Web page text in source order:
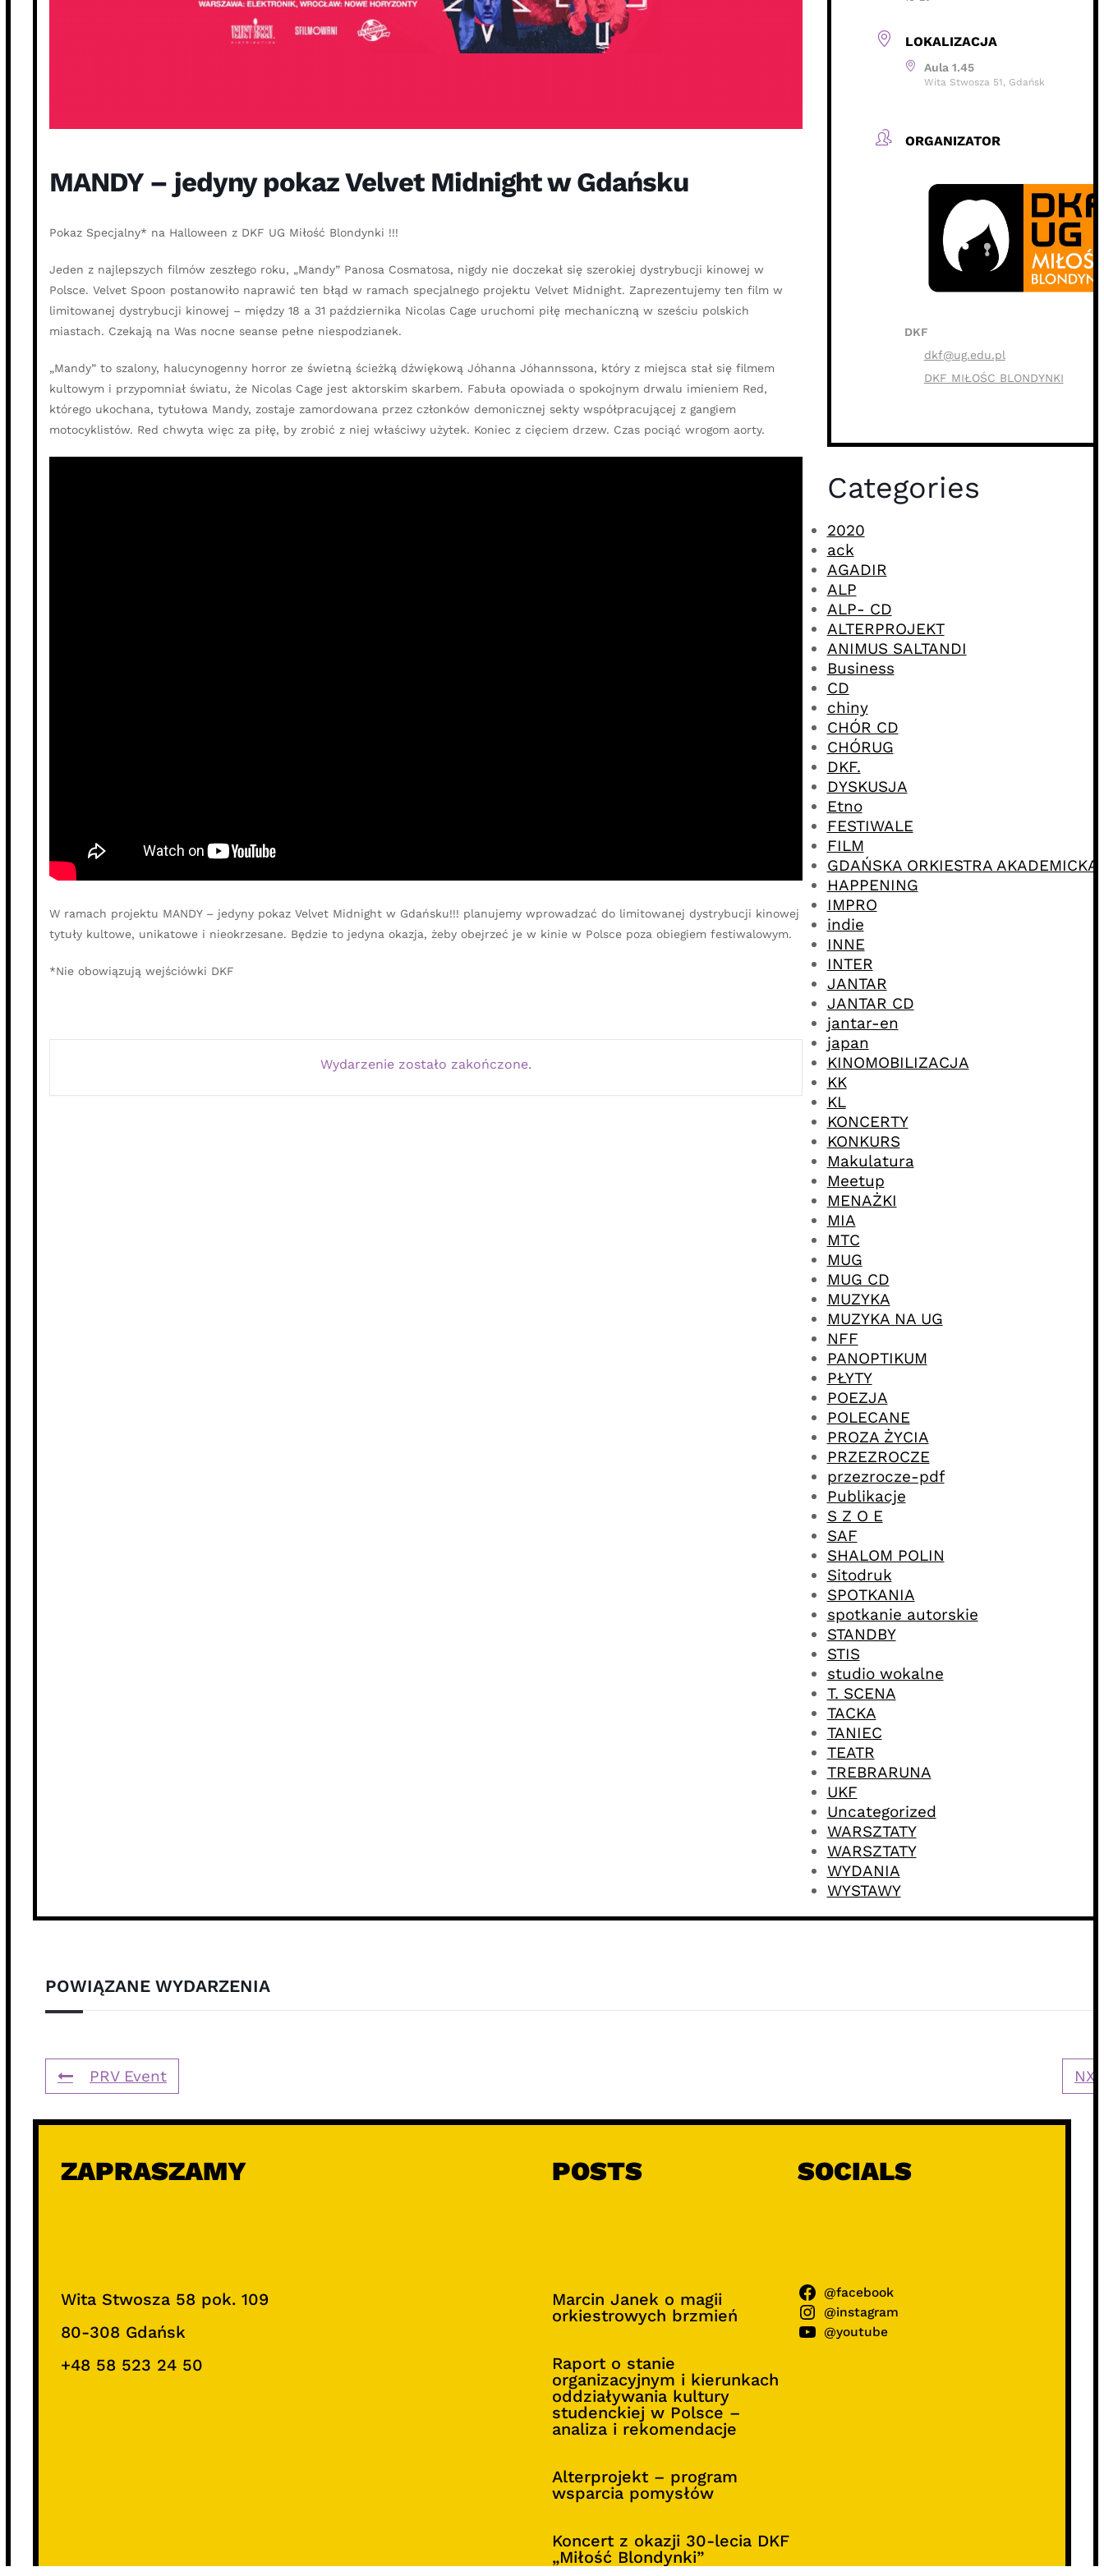
MANDY – jedyny pokaz Velvet Midnight w Gdańsku
Pokaz Specjalny* na Halloween z DKF UG Miłość Blondynki !!!
Jeden z najlepszych filmów zeszłego roku, „Mandy” Panosa Cosmatosa, nigdy nie doczekał się szerokiej dystrybucji kinowej w
Polsce. Velvet Spoon postanowiło naprawić ten błąd w ramach specjalnego projektu Velvet Midnight. Zaprezentujemy ten film w
limitowanej dystrybucji kinowej – między 18 a 31 października Nicolas Cage uruchomi piłę mechaniczną w sześciu polskich
miastach. Czekają na Was nocne seanse pełne niespodzianek.
„Mandy” to szalony, halucynogenny horror ze świetną ścieżką dźwiękową Jóhanna Jóhannssona, który z miejsca stał się filmem
kultowym i przypomniał światu, że Nicolas Cage jest aktorskim skarbem. Fabuła opowiada o spokojnym drwalu imieniem Red,
którego ukochana, tytułowa Mandy, zostaje zamordowana przez członków demonicznej sekty współpracującej z gangiem
motocyklistów. Red chwyta więc za piłę, by zrobić z niej właściwy użytek. Koniec z cięciem drzew. Czas pociąć wrogom aorty.
W ramach projektu MANDY – jedyny pokaz Velvet Midnight w Gdańsku!!! planujemy wprowadzać do limitowanej dystrybucji kinowej
tytuły kultowe, unikatowe i nieokrzesane. Będzie to jedyna okazja, żeby obejrzeć je w kinie w Polsce poza obiegiem festiwalowym.
*Nie obowiązują wejściówki DKF
Wydarzenie zostało zakończone.
LOKALIZACJA
Aula 1.45
Wita Stwosza 51, Gdańsk
ORGANIZATOR
DKF
dkf@ug.edu.pl
DKF MIŁOŚC BLONDYNKI
Categories
2020
ack
AGADIR
ALP
ALP- CD
ALTERPROJEKT
ANIMUS SALTANDI
Business
CD
chiny
CHÓR CD
CHÓRUG
DKF.
DYSKUSJA
Etno
FESTIWALE
FILM
GDAŃSKA ORKIESTRA AKADEMICKA
HAPPENING
IMPRO
indie
INNE
INTER
JANTAR
JANTAR CD
jantar-en
japan
KINOMOBILIZACJA
KK
KL
KONCERTY
KONKURS
Makulatura
Meetup
MENAŻKI
MIA
MTC
MUG
MUG CD
MUZYKA
MUZYKA NA UG
NFF
PANOPTIKUM
PŁYTY
POEZJA
POLECANE
PROZA ŻYCIA
PRZEZROCZE
przezrocze-pdf
Publikacje
S Z O E
SAF
SHALOM POLIN
Sitodruk
SPOTKANIA
spotkanie autorskie
STANDBY
STIS
studio wokalne
T. SCENA
TACKA
TANIEC
TEATR
TREBRARUNA
UKF
Uncategorized
WARSZTATY
WARSZTATY
WYDANIA
WYSTAWY
POWIĄZANE WYDARZENIA
PRV Event
ZAPRASZAMY
Wita Stwosza 58 pok. 109
80-308 Gdańsk
+48 58 523 24 50
POSTS
Marcin Janek o magii
orkiestrowych brzmień
Raport o stanie
organizacyjnym i kierunkach
oddziaływania kultury
studenckiej w Polsce –
analiza i rekomendacje
Alterprojekt – program
wsparcia pomysłów
Koncert z okazji 30-lecia DKF
„Miłość Blondynki”
SOCIALS
@facebook
@instagram
@youtube